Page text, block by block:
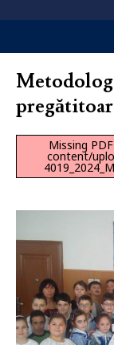
Missing
content/